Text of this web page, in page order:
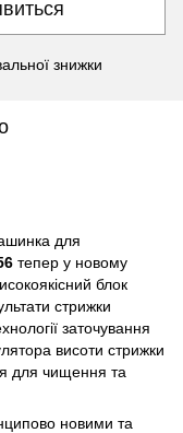
знижки
для
тепер у новому
блок
стрижки
заточування
висоти стрижки
для чищення та
новими та